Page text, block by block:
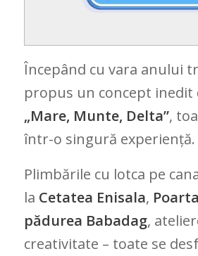
Începând cu vara anului
propus un concept inedit
„Mare, Munte, Delta”,
într-o singură experiență.
Plimbările cu lotca pe
la Cetatea Enisala,
pădurea Babadag,
creativitate – toate se